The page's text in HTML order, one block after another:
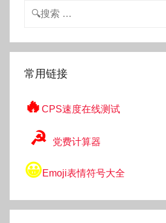
搜
常用链接
🔥 CPS速度在线测试
☭ 党费计算器
😀Emoji表情符号大全